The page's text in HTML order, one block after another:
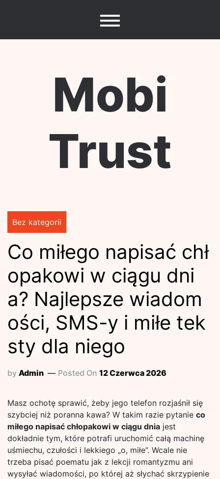
Mobi
Trust
Bez kategorii
Co miłego napisać chł
opakowi w ciągu dni
a? Najlepsze wiadom
ości, SMS-y i miłe tek
sty dla niego
by Admin Posted On 12 Czerwca 2026
Masz ochotę sprawić, żeby jego telefon rozjaśnił się
szybciej niż poranna kawa? W takim razie pytanie co
miłego napisać chłopakowi w ciągu dnia jest
dokładnie tym, które potrafi uruchomić całą machinę
uśmiechu, czułości i lekkiego „o, miłe”. Wcale nie
trzeba pisać poematu jak z lekcji romantyzmu ani
wysyłać wiadomości, po której aż słychać skrzypienie